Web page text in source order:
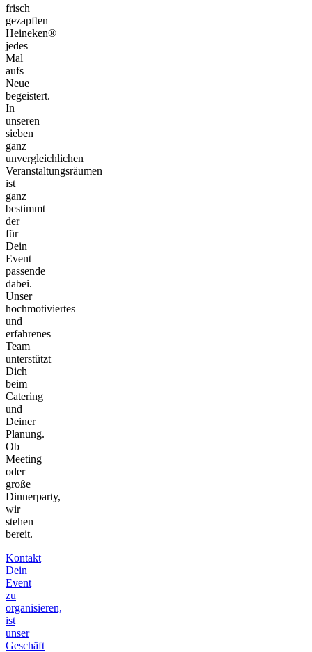
frisch
gezapften
Heineken®
jedes
Mal
aufs
Neue
begeistert.
In
unseren
sieben
ganz
unvergleichlichen
Veranstaltungsräumen
ist
ganz
bestimmt
der
für
Dein
Event
passende
dabei.
Unser
hochmotiviertes
und
erfahrenes
Team
unterstützt
Dich
beim
Catering
und
Deiner
Planung.
Ob
Meeting
oder
große
Dinnerparty,
wir
stehen
bereit.
Kontakt
Dein
Event
zu
organisieren,
ist
unser
Geschäft